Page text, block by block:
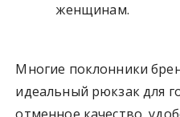
женщинам.
Многие поклонники
идеальный рюкзак для